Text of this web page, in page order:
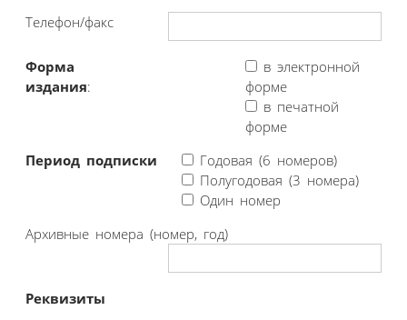
Телефон/факс
Форма
издания:
в электронной
форме
в печатной
форме
Период подписки
Годовая (6 номеров)
Полугодовая (3 номера)
Один номер
Архивные номера (номер, год)
Реквизиты